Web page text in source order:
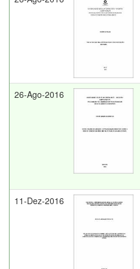
26-Ago-2016
11-Dez-2016